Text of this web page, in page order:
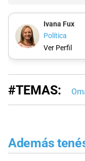
Ivana Fux
Política
Ver Perfil
#TEMAS:
Además